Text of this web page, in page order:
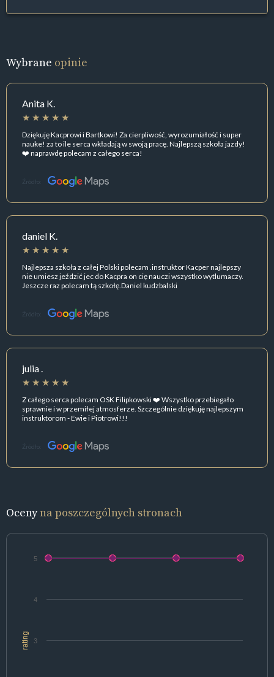
Wybrane opinie
Anita K.
Dziękuję Kacprowi i Bartkowi! Za cierpliwość, wyrozumiałość i super
nauke! za to ile serca wkładają w swoją pracę. Najlepszą szkoła jazdy!
❤️ naprawdę polecam z całego serca!
Źródło:
daniel K.
Najlepsza szkoła z całej Polski polecam .instruktor Kacper najlepszy
nie umiesz jeździć jec do Kacpra on cię nauczi wszystko wytlumaczy.
Jeszcze raz polecam tą szkołę.Daniel kudzbalski
Źródło:
julia .
Z całego serca polecam OSK Filipkowski ❤️ Wszystko przebiegało
sprawnie i w przemiłej atmosferze. Szczególnie dziękuję najlepszym
instruktorom - Ewie i Piotrowi!!!
Źródło:
Ocenyna poszczególnych stronach
rating 3
4
5